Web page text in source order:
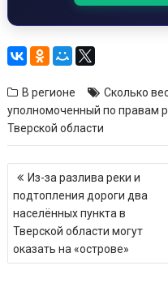
В регионе Сколько
уполномоченный по правам
Тверской области
Навигация
по
записям
Из-за разлива реки и
подтопления дороги два
населённых пункта в
Тверской области могут
оказать на «острове»